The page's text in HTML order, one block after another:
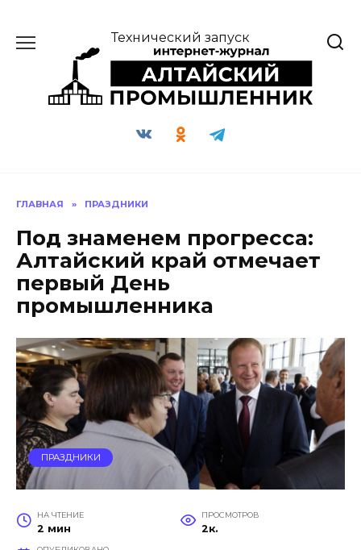
содержанию
Технический запуск
ГЛАВНАЯ » ПРАЗДНИКИ
Под знаменем прогресса:
Алтайский край отмечает
первый День
промышленника
ПРАЗДНИКИ
НА ЧТЕНИЕ
2 мин
ПРОСМОТРОВ
2к.